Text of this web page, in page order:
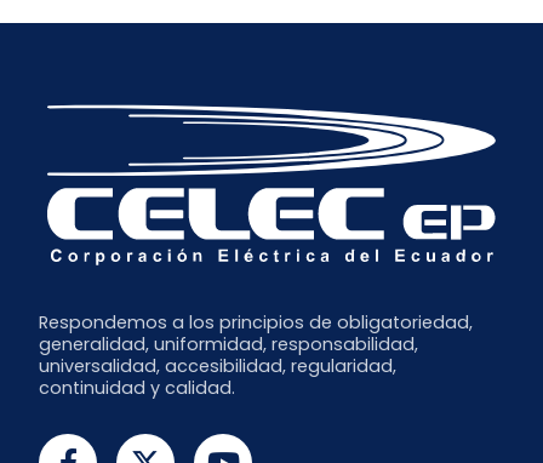
Respondemos a los principios de obligatoriedad,
generalidad, uniformidad, responsabilidad,
universalidad, accesibilidad, regularidad,
continuidad y calidad.